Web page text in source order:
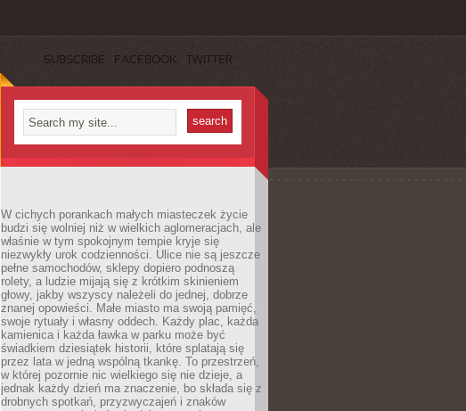
SUBSCRIBE FACEBOOK TWITTER
W cichych porankach małych miasteczek życie
budzi się wolniej niż w wielkich aglomeracjach, ale
właśnie w tym spokojnym tempie kryje się
niezwykły urok codzienności. Ulice nie są jeszcze
pełne samochodów, sklepy dopiero podnoszą
rolety, a ludzie mijają się z krótkim skinieniem
głowy, jakby wszyscy należeli do jednej, dobrze
znanej opowieści. Małe miasto ma swoją pamięć,
swoje rytuały i własny oddech. Każdy plac, każda
kamienica i każda ławka w parku może być
świadkiem dziesiątek historii, które splatają się
przez lata w jedną wspólną tkankę. To przestrzeń,
w której pozornie nic wielkiego się nie dzieje, a
jednak każdy dzień ma znaczenie, bo składa się z
drobnych spotkań, przyzwyczajeń i znaków